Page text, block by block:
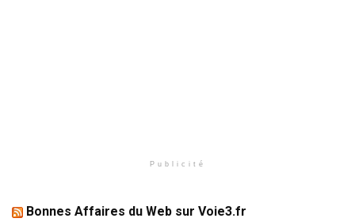
Publicité
Bonnes Affaires du Web sur Voie3.fr